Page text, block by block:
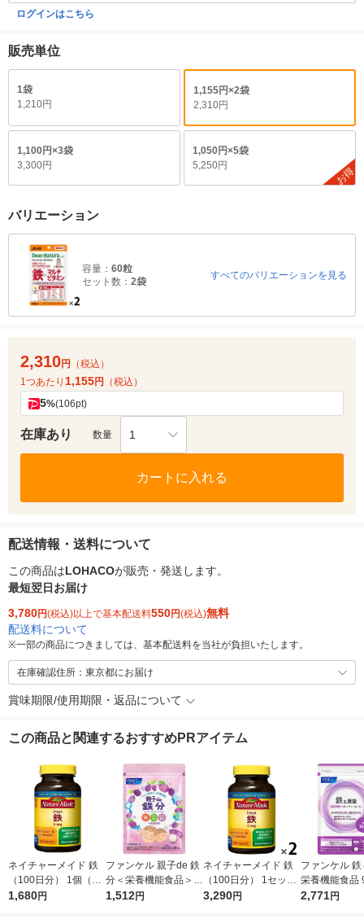
ログインはこちら
販売単位
1袋
1,210円
1,155円×2袋
2,310円
1,100円×3袋
3,300円
1,050円×5袋
5,250円
お得
バリエーション
容量： 60粒
セット数： 2袋
すべてのバリエーションを見る
2,310円
（税込）
1つあたり 1,155円 （税込）
5%(106pt)
在庫あり 数量 1
カートに入れる
配送情報・送料について
この商品はLOHACOが販売・発送します。
最短翌日お届け
3,780円(税込)以上で基本配送料550円(税込)無料
配送料について
※一部の商品につきましては、基本配送料を当社が負担いたします。
在庫確認住所：東京都にお届け
賞味期限/使用期限・返品について
この商品と関連するおすすめPRアイテム
ネイチャーメイド 鉄
（100日分） 1個（20
0粒） 大塚製薬 サプ
1,680円
ファンケル 親子de 鉄
分＜栄養機能食品＞ 3
0〜60日分 1個 サプリ
1,512円
ネイチャーメイド 鉄
（100日分） 1セット
（1個（200粒）×2）
3,290円
ファンケル
栄養機能食品
[サプリ サプ
2,771円